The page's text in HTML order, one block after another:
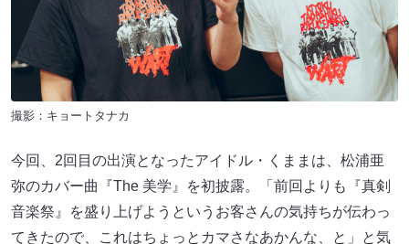
撮影：キョートタナカ
今回、2回目の出演となったアイドル・くままは、松浦亜
弥のカバー曲『The 美学』を初披露。「前回よりも『真剣
音楽祭』を盛り上げようというお客さんの気持ちが伝わっ
てきたので、これはちょっとカマさなあかんな、と」と気